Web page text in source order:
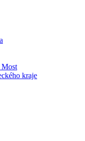
Most
kraje